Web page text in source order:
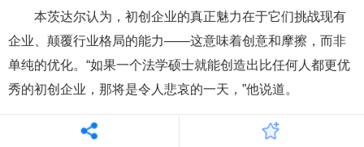
本茨达尔认为，初创企业的真正魅力在于它们挑战现有
企业、颠覆行业格局的能力——这意味着创意和摩擦，而非
单纯的优化。“如果一个法学硕士就能创造出比任何人都更优
秀的初创企业，那将是令人悲哀的一天，”他说道。